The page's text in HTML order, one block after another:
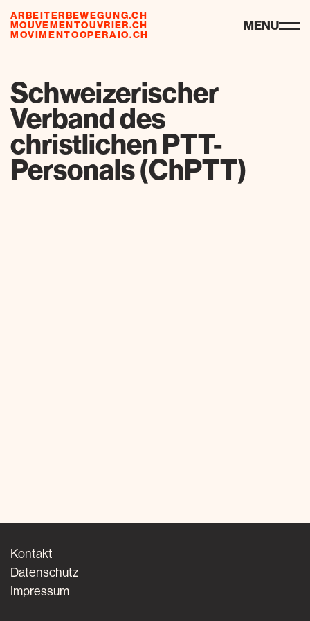
ARBEITERBEWEGUNG.CH
MOUVEMENTOUVRIER.CH
MOVIMENTOOPERAIO.CH
ressourcen MENU
Schweizerischer
Verband des
christlichen PTT-
Personals (ChPTT)
Kontakt
Datenschutz
Impressum